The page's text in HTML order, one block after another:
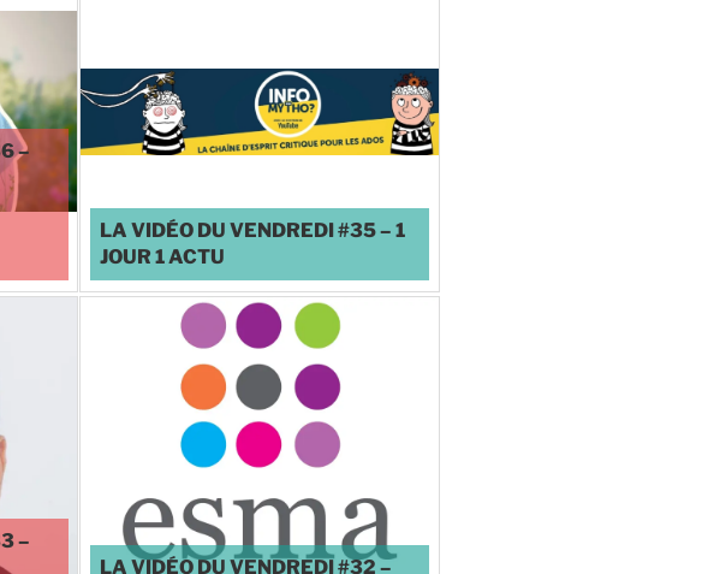
–
LA VIDÉO DU VENDREDI #35 – 1
JOUR 1 ACTU
–
1♥
LA VIDÉO DU VENDREDI #32 –